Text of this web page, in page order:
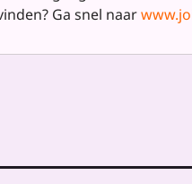
Ga snel naar